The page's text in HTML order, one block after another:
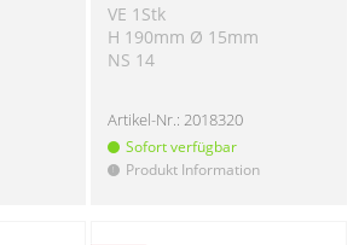
VE 1Stk
H 190mm Ø 15mm
NS 14
Artikel-Nr.:2018320
Sofort verfügbar
! Produkt Information